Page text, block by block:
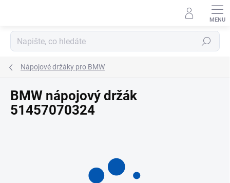
Hledat
Nápojové držáky pro BMW
BMW nápojový držák
51457070324